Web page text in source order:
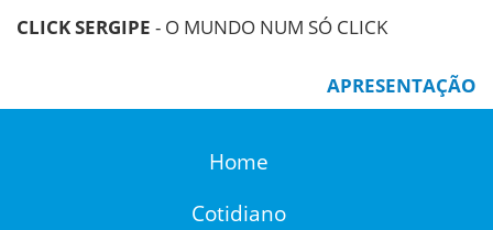
CLICK SERGIPE - O MUNDO NUM SÓ CLICK
APRESENTAÇÃO
Home
Cotidiano